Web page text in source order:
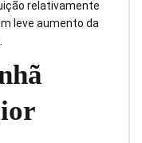
relativamente
leve aumento da